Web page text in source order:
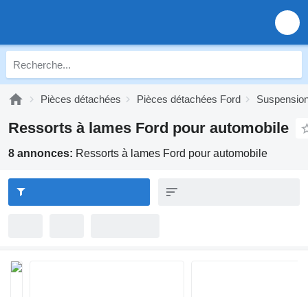
Pièces détachées Pièces détachées Ford
Ressorts à lames Ford pour automobile
8 annonces: Ressorts à lames Ford pour automobile